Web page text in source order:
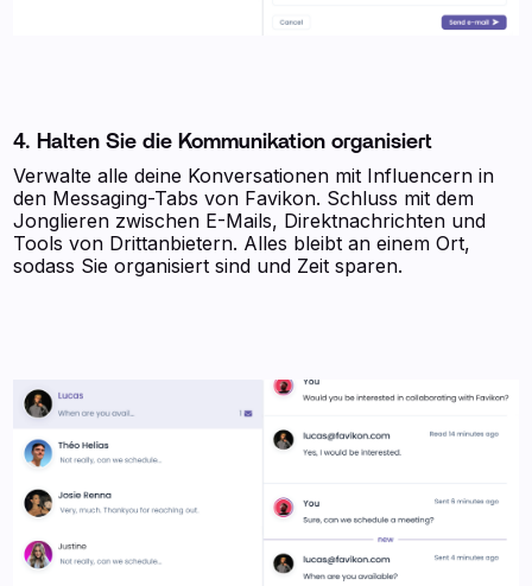
4. Halten Sie die Kommunikation organisiert
Verwalte alle deine Konversationen mit Influencern in
den Messaging-Tabs von Favikon. Schluss mit dem
Jonglieren zwischen E-Mails, Direktnachrichten und
Tools von Drittanbietern. Alles bleibt an einem Ort,
sodass Sie organisiert sind und Zeit sparen.